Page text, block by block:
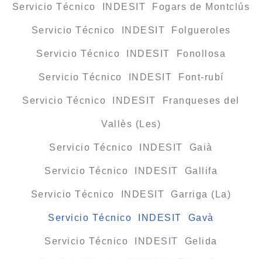
Servicio Técnico INDESIT Fogars de Montclús
Servicio Técnico INDESIT Folgueroles
Servicio Técnico INDESIT Fonollosa
Servicio Técnico INDESIT Font-rubí
Servicio Técnico INDESIT Franqueses del
Vallès (Les)
Servicio Técnico INDESIT Gaià
Servicio Técnico INDESIT Gallifa
Servicio Técnico INDESIT Garriga (La)
Servicio Técnico INDESIT Gavà
Servicio Técnico INDESIT Gelida